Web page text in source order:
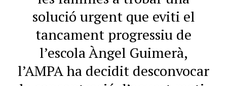
solució urgent que eviti el
tancament progressiu de
l’escola Àngel Guimerà,
l’AMPA ha decidit desconvocar